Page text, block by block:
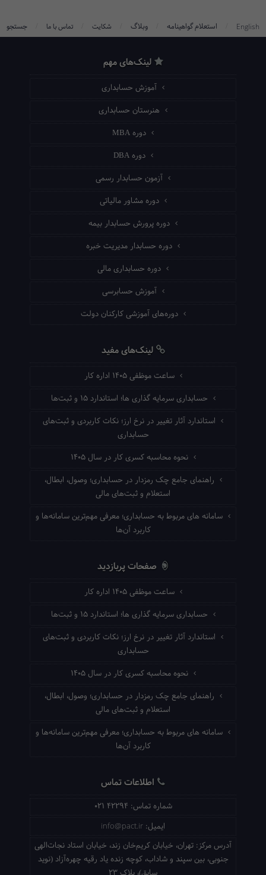
English استعلام گواهینامه وبلاگ شکایت تماس با ما جستجو
لینک‌های مهم
آموزش حسابداری
هنرستان حسابداری
دوره MBA
دوره DBA
آزمون حسابدار رسمی
دوره مشاور مالیاتی
دوره پرورش حسابدار بیمه
دوره حسابدار مدیریت خبره
دوره حسابداری مالی
آموزش حسابرسی
دوره‌های آموزشی کارکنان دولت
لینک‌های مفید
ساعت موظفی ۱۴۰۵ اداره کار
حسابداری سرمایه گذاری ها؛ استاندارد ۱۵ و ثبت‌ها
استاندارد آثار تغییر در نرخ ارز؛ نکات کاربردی و ثبت‌های
حسابداری
نحوه محاسبه کسری کار در سال ۱۴۰۵
راهنمای جامع چک رمزدار در حسابداری؛ وصول، ابطال،
استعلام و ثبت‌های مالی
سامانه های مربوط به حسابداری؛ معرفی مهم‌ترین سامانه‌ها و
کاربرد آن‌ها
صفحات پربازدید
ساعت موظفی ۱۴۰۵ اداره کار
حسابداری سرمایه گذاری ها؛ استاندارد ۱۵ و ثبت‌ها
استاندارد آثار تغییر در نرخ ارز؛ نکات کاربردی و ثبت‌های
حسابداری
نحوه محاسبه کسری کار در سال ۱۴۰۵
راهنمای جامع چک رمزدار در حسابداری؛ وصول، ابطال،
استعلام و ثبت‌های مالی
سامانه های مربوط به حسابداری؛ معرفی مهم‌ترین سامانه‌ها و
کاربرد آن‌ها
اطلاعات تماس
شماره تماس: 021 42294
ایمیل: info@pact.ir
آدرس مرکز: تهران، خیابان کریم‌خان زند، خیابان استاد نجات‌الهی
جنوبی، بین سپند و شاداب، کوچه زنده یاد رقیه چهره‌آزاد (نوید